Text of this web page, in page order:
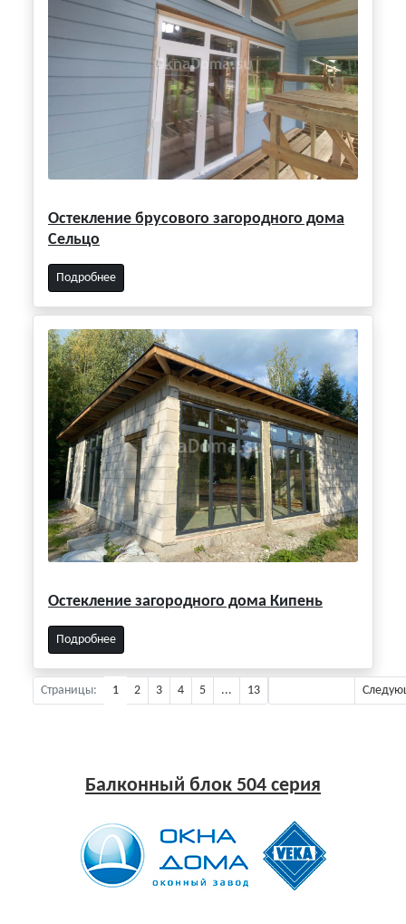
Остекление брусового загородного дома
Сельцо
Подробнее
Остекление загородного дома Кипень
Подробнее
Страницы: 1 2 3 4 5 ... 13
Балконный блок 504 серия